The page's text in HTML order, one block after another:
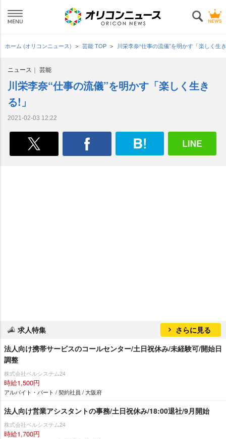
ホーム (オリコンニュース) 芸能 TOP 川栄李奈“仕事の流儀”を明かす「楽しく生
ニュース 芸能
川栄李奈“仕事の流儀”を明かす「楽しく生き
る!」
2021-02-03 12:22
求人特集
さらに見る
法人向け携帯サービスのコールセンター/土日祝休み/未経験可/開始日
調整
株式会社ベルシステム24
時給1,500円
アルバイト・パート / 契約社員 / 大阪府
法人向け営業アシスタントの事務/土日祝休み/18:00退社/9月開始
株式会社ベルシステム24
時給1,700円